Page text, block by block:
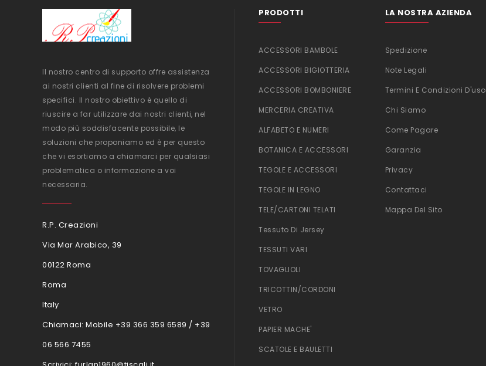
Il nostro centro di supporto offre assistenza
ai nostri clienti al fine di risolvere problemi
specifici. Il nostro obiettivo è quello di
riuscire a far utilizzare dai nostri clienti, nel
modo più soddisfacente possibile, le
soluzioni che proponiamo ed è per questo
che vi esortiamo a chiamarci per qualsiasi
problematica o informazione a voi
necessaria.
R.P. Creazioni
Via Mar Arabico, 39
00122 Roma
Roma
Italy
Chiamaci: Mobile +39 366 359 6589 / +39
06 566 7455
PRODOTTI
ACCESSORI BAMBOLE
ACCESSORI BIGIOTTERIA
ACCESSORI BOMBONIERE
MERCERIA CREATIVA
ALFABETO E NUMERI
BOTANICA E ACCESSORI
TEGOLE E ACCESSORI
TEGOLE IN LEGNO
TELE/CARTONI TELATI
Tessuto Di Jersey
TESSUTI VARI
TOVAGLIOLI
TRICOTTIN/CORDONI
VETRO
PAPIER MACHE'
SCATOLE E BAULETTI
LA NOSTRA AZIENDA
Spedizione
Note Legali
Termini E Condizioni D'uso
Chi Siamo
Come Pagare
Garanzia
Privacy
Contattaci
Mappa Del Sito